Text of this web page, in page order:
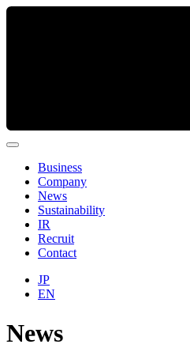
Business
Company
News
Sustainability
IR
Recruit
Contact
JP
EN
News